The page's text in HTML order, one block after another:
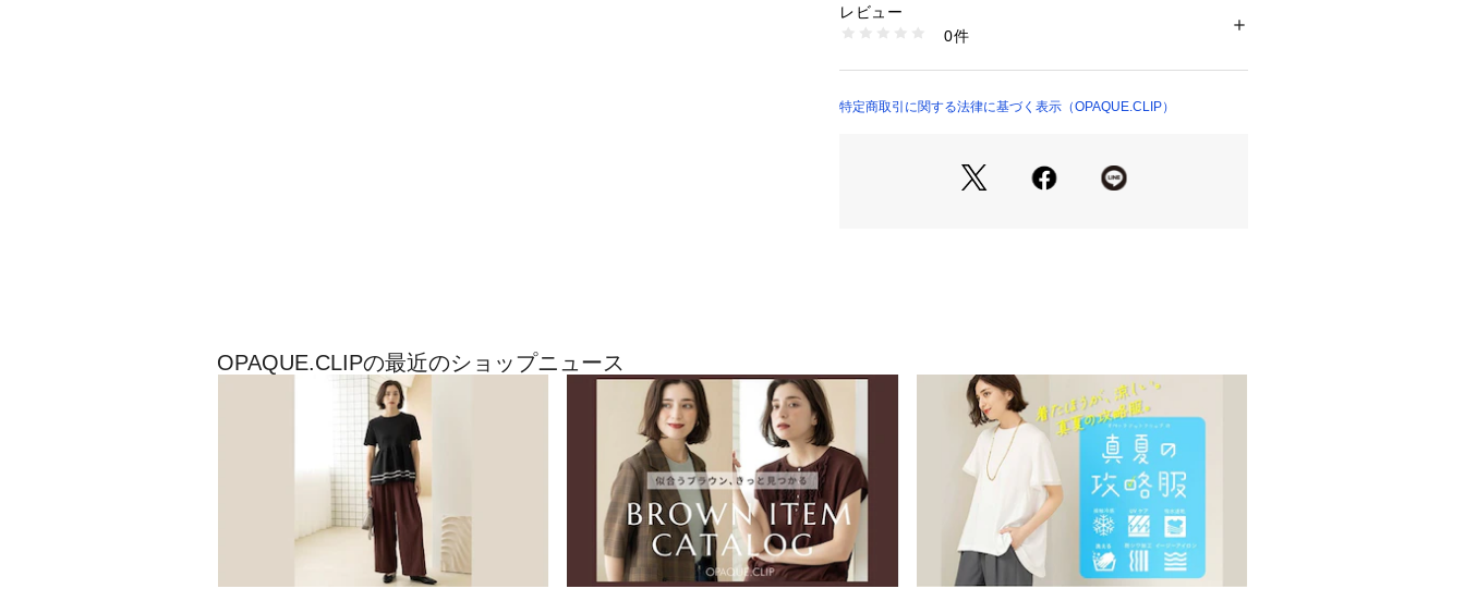
リュームスカートで、嬉しい脇ポケット付き。
・裾に入った切り替えが少しコクーンシルエットになる
で、着脱も着心地も快適です。
・ウエスト総ゴム
・ファスナーなし
・スカート部分裏地あり
※照明の関係により、実際よりも色味が違って見える場
合があります。また、パソコン・スマートフォンなどの
環境により、若干製品と画像のカラーが異なる場合もご
ざいます。
0％
生産国：中国製
637-53007 （ショップ）
レビュー
0件
特定商取引に関する法律に基づく表示（OPAQUE.CLIP）
OPAQUE.CLIPの最近のショップニュース